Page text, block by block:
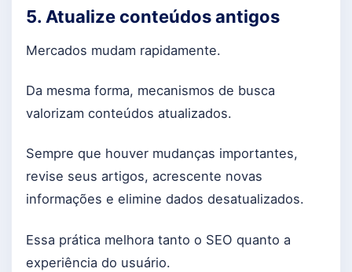
5. Atualize conteúdos antigos
Mercados mudam rapidamente.
Da mesma forma, mecanismos de busca
valorizam conteúdos atualizados.
Sempre que houver mudanças importantes,
revise seus artigos, acrescente novas
informações e elimine dados desatualizados.
Essa prática melhora tanto o SEO quanto a
experiência do usuário.